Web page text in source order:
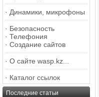
· Динамики, микрофоны
· Безопасность
· Телефония
· Создание сайтов
· О сайте wasp.kz...
· Каталог ссылок
Последние статьи